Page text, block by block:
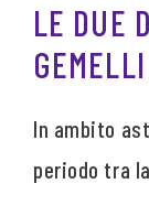
LE DUE
GEMELLI
In ambito
periodo tra